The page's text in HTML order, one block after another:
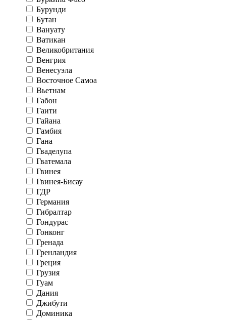
Бурунди
Бутан
Вануату
Ватикан
Великобритания
Венгрия
Венесуэла
Восточное Самоа
Вьетнам
Габон
Гаити
Гайана
Гамбия
Гана
Гваделупа
Гватемала
Гвинея
Гвинея-Бисау
ГДР
Германия
Гибралтар
Гондурас
Гонконг
Гренада
Гренландия
Греция
Грузия
Гуам
Дания
Джибути
Доминика